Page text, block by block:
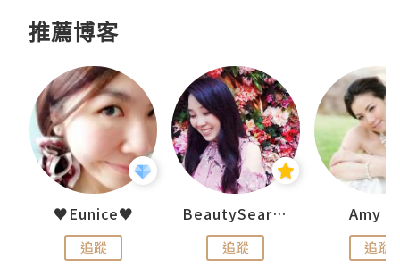
推薦博客
♥Eunice♥
追蹤
BeautySearch
追蹤
Amy
追蹤